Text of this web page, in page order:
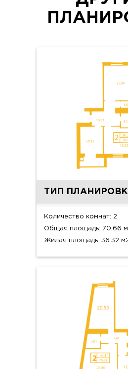
ТИП
Количество комнат: 2
Общая площадь: 70.66
Жилая площадь: 36.32